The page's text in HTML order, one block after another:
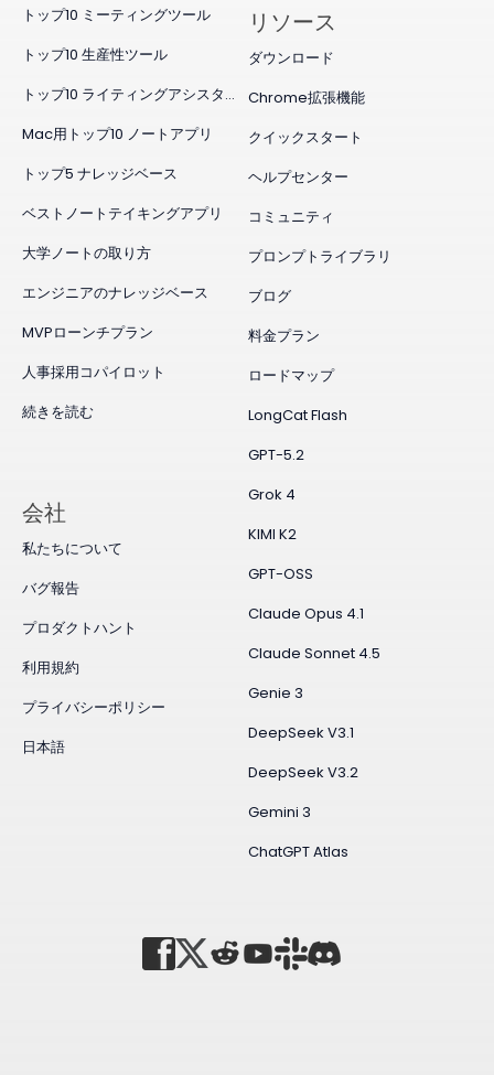
トップ10 ミーティングツール
トップ10 生産性ツール
トップ10 ライティングアシスタント
Mac用トップ10 ノートアプリ
トップ5 ナレッジベース
ベストノートテイキングアプリ
大学ノートの取り方
エンジニアのナレッジベース
MVPローンチプラン
人事採用コパイロット
続きを読む
リソース
ダウンロード
Chrome拡張機能
クイックスタート
ヘルプセンター
コミュニティ
プロンプトライブラリ
ブログ
料金プラン
ロードマップ
LongCat Flash
GPT-5.2
Grok 4
KIMI K2
GPT-OSS
Claude Opus 4.1
Claude Sonnet 4.5
Genie 3
DeepSeek V3.1
DeepSeek V3.2
Gemini 3
ChatGPT Atlas
会社
私たちについて
バグ報告
プロダクトハント
利用規約
プライバシーポリシー
日本語